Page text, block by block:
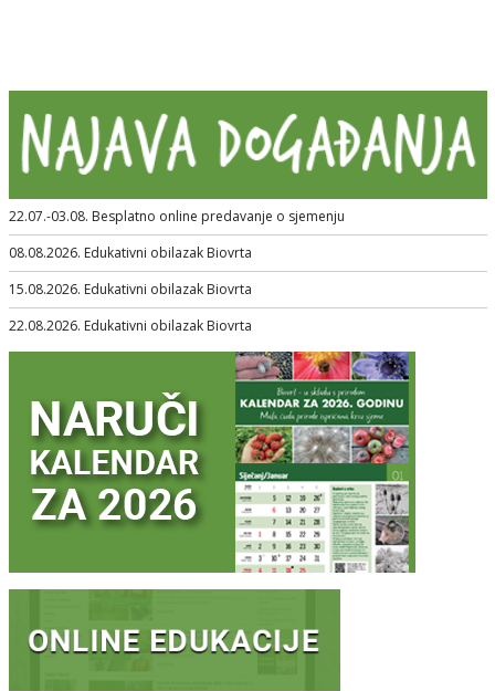
22.07.-03.08. Besplatno online predavanje o sjemenju
08.08.2026. Edukativni obilazak Biovrta
15.08.2026. Edukativni obilazak Biovrta
22.08.2026. Edukativni obilazak Biovrta